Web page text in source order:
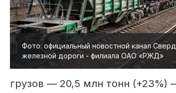
Фото: официальный новостной канал
железной дороги - филиала ОАО «РЖД»
грузов — 20,5 млн тонн (+23%)